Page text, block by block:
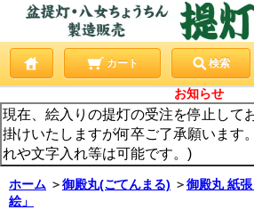
カート 検索
お知らせ
現在、絵入りの提灯の受注を停止して
掛けいたしますが何卒ご了承願います
れや文字入れ等は可能です。)
ホーム ＞御殿丸(ごてんまる) ＞御殿丸 紙
絵」